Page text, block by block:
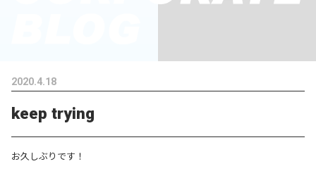
2020.4.18
keep trying
お久しぶりです！